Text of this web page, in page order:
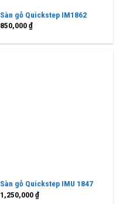
Sàn gỗ Quickstep IM1862
850,000₫
Sàn gỗ Quickstep IMU 1847
1,250,000₫